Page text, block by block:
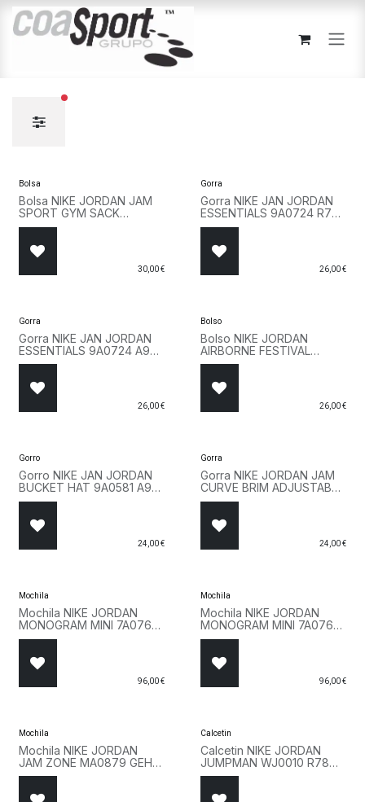
Ir al contenido
Bolsa
Bolsa NIKE JORDAN JAM
SPORT GYM SACK
9A0746 023 Negro
30,00€
Gorra
Gorra NIKE JAN JORDAN
ESSENTIALS 9A0724 R78
Rojo
26,00€
Gorra
Gorra NIKE JAN JORDAN
ESSENTIALS 9A0724 A9Y
Rosa
26,00€
Bolso
Bolso NIKE JORDAN
AIRBORNE FESTIVAL
9A0631 E6F Gris
26,00€
Gorro
Gorro NIKE JAN JORDAN
BUCKET HAT 9A0581 A9Y
Rosa
24,00€
Gorra
Gorra NIKE JORDAN JAM
CURVE BRIM ADJUSTABLE
HAT 9A0569 001 Blanco
24,00€
Mochila
Mochila NIKE JORDAN
MONOGRAM MINI 7A0761
W3Z Beige
96,00€
Mochila
Mochila NIKE JORDAN
MONOGRAM MINI 7A0761
AF4 Rosa
96,00€
Mochila
Mochila NIKE JORDAN
JAM ZONE MA0879 GEH
Gris
Calcetin
Calcetin NIKE JORDAN
JUMPMAN WJ0010 R78
Rojo